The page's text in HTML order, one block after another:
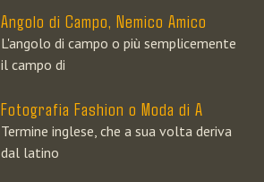
Angolo di Campo, Nemico Amico
L'angolo di campo o più semplicemente
il campo di
Fotografia Fashion o Moda di A
Termine inglese, che a sua volta deriva
dal latino